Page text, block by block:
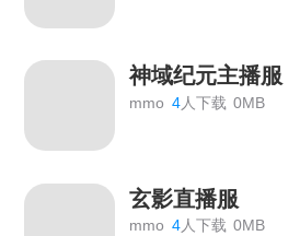
神域纪元主播服
mmo 4人下载 0MB
玄影直播服
mmo 4人下载 0MB